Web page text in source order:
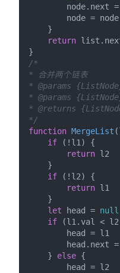
        node.
next =
node =
    }
return list.
/*
* 合并两个链表
* @params
* @params
* @returns
*/
function MergeList (
if (!l1) {
return l2
    }
if (!l2) {
return l1
    }
let head = null
if (l1. val <
        head = l1
        head.
next =
    }
else {
        head = l2